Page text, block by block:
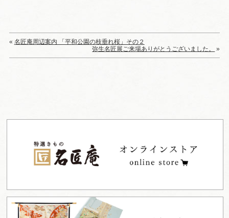
« 名匠庵周辺案内 「平和公園の枝垂れ桜」その２
弥生名匠展ご来場ありがとうございました。
»